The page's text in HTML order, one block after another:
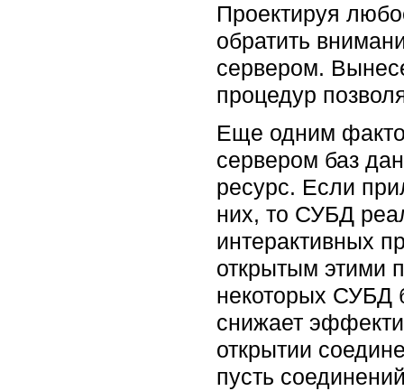
Проектируя
обратить
сервером.
процедур
Еще одним
сервером баз
ресурс. Если
них, то СУБД
интерактивных
открытым этими
некоторых СУБД
снижает
открытии
пусть